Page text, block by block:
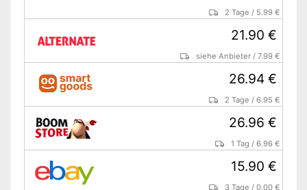
2 Tage / 5.99 €
21.90 €
siehe Anbieter /7.99 €
26.94 €
2 Tage /6.95 €
26.96 €
1 Tag /6.96 €
15.90 €
3 Tage /0.00 €